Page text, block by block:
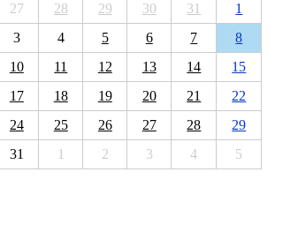
27 28 29 30 31
1
3 4 5 6 7
8
10 11 12 13 14
15
17 18 19 20 21
22
24 25 26 27 28
29
31 1 2 3 4 5